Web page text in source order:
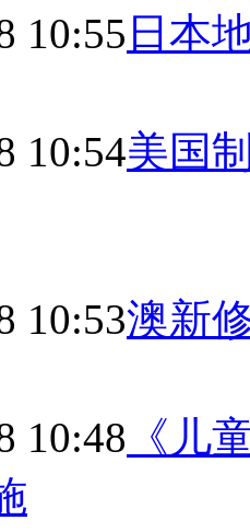
10:55 日本
10:54美国
10:53澳新
10:48 《儿